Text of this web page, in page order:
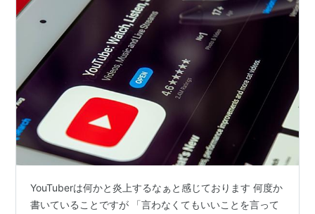
YouTuberは何かと炎上するなぁと感じております 何度か
書いていることですが 「言わなくてもいいことを言って